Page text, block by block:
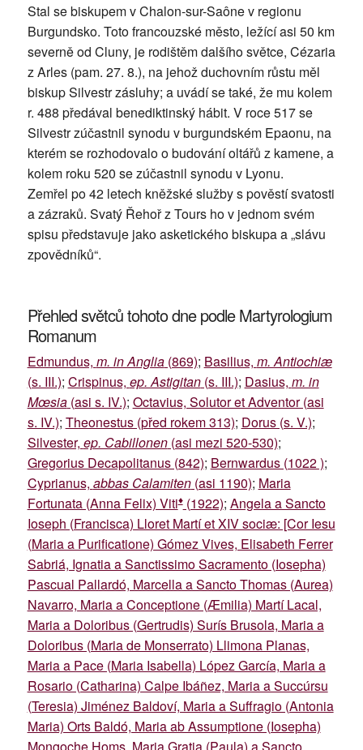
Stal se biskupem v Chalon-sur-Saône v regionu
Burgundsko. Toto francouzské město, ležící asi 50 km
severně od Cluny, je rodištěm dalšího světce, Cézaria
z Arles (pam. 27. 8.), na jehož duchovním růstu měl
biskup Silvestr zásluhy; a uvádí se také, že mu kolem
r. 488 předával benediktinský hábit. V roce 517 se
Silvestr zúčastnil synodu v burgundském Epaonu, na
kterém se rozhodovalo o budování oltářů z kamene, a
kolem roku 520 se zúčastnil synodu v Lyonu.
Zemřel po 42 letech kněžské služby s pověstí svatosti
a zázraků. Svatý Řehoř z Tours ho v jednom svém
spisu představuje jako asketického biskupa a „slávu
zpovědníků“.
Přehled světců tohoto dne podle Martyrologium
Romanum
Edmundus, m. in Anglia(869); Basilius, m. Antiochiæ
(s. III.); Crispinus, ep. Astigitan(s. III.); Dasius, m. in
Mœsia(asi s. IV.); Octavius, Solutor et Adventor (asi
s. IV.); Theonestus (před rokem 313); Dorus (s. V.);
Silvester, ep. Cabillonen(asi mezi 520-530);
Gregorius Decapolitanus (842); Bernwardus (1022 );
Cyprianus, abbas Calamiten(asi 1190); Maria
Fortunata (Anna Felix) Viti♦(1922); Angela a Sancto
Ioseph (Francisca) Lloret Martí et XIV sociæ: [Cor Iesu
(Maria a Purificatione) Gómez Vives, Elisabeth Ferrer
Sabriá, Ignatia a Sanctissimo Sacramento (Iosepha)
Pascual Pallardó, Marcella a Sancto Thomas (Aurea)
Navarro, Maria a Conceptione (Æmilia) Martí Lacal,
Maria a Doloribus (Gertrudis) Surís Brusola, Maria a
Doloribus (Maria de Monserrato) Llimona Planas,
Maria a Pace (Maria Isabella) López García, Maria a
Rosario (Catharina) Calpe Ibáñez, Maria a Succúrsu
(Teresia) Jiménez Baldoví, Maria a Suffragio (Antonia
Maria) Orts Baldó, Maria ab Assumptione (Iosepha)
Mongoche Homs, Maria Gratia (Paula) a Sancto